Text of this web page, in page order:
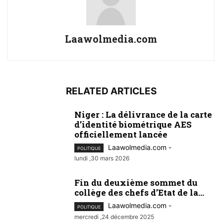
Laawolmedia.com
RELATED ARTICLES
Niger : La délivrance de la carte
d’identité biométrique AES
officiellement lancée
POLITIQUE Laawolmedia.com -
lundi ,30 mars 2026
Fin du deuxième sommet du
collège des chefs d’Etat de la...
POLITIQUE Laawolmedia.com -
mercredi ,24 décembre 2025